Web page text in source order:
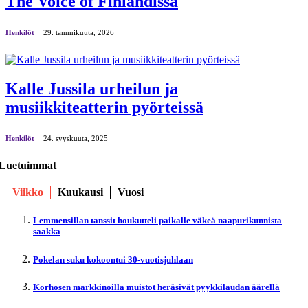
Henkilöt 29. tammikuuta, 2026
Kalle Jussila urheilun ja
musiikkiteatterin pyörteissä
Henkilöt 24. syyskuuta, 2025
Viikko Kuukausi Vuosi
Lemmensillan tanssit houkutteli paikalle väkeä naapurikunnista
saakka
Pokelan suku kokoontui 30-vuotisjuhlaan
Korhosen markkinoilla muistot heräsivät pyykkilaudan äärellä